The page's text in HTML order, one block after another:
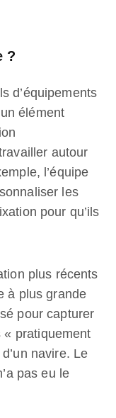
?
d’équipements
élément
autour
l’équipe
les
pour qu’ils
plus récents
à plus grande
pour capturer
« pratiquement
navire. Le
pas eu le